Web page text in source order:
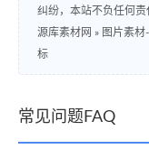
纠纷，本站不负任何责
源库素材网 » 图片素材
标
常见问题FAQ